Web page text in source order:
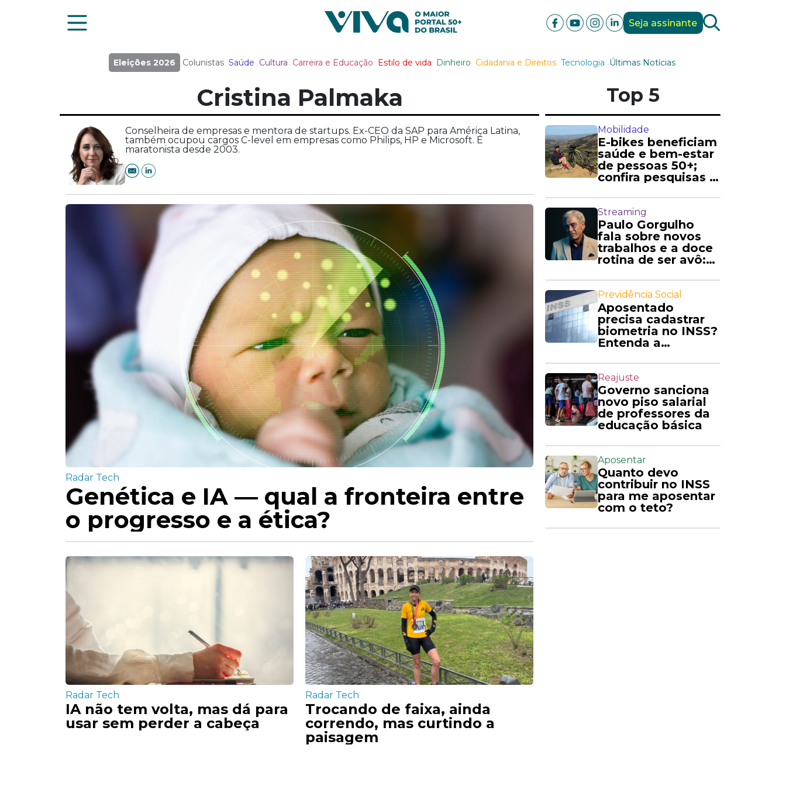
Seja assinante
Eleições 2026 Colunistas Saúde Cultura Carreira e Educação Estilo de vida Dinheiro Cidadania e Direitos Tecnologia Últimas Notícias
Cristina Palmaka
Conselheira de empresas e mentora de startups. Ex-CEO da SAP para América Latina,
também ocupou cargos C-level em empresas como Philips, HP e Microsoft. É
maratonista desde 2003.
Radar Tech
Genética e IA — qual a fronteira entre
o progresso e a ética?
Radar Tech
IA não tem volta, mas dá para
usar sem perder a cabeça
Radar Tech
Trocando de faixa, ainda
correndo, mas curtindo a
paisagem
Top 5
Mobilidade
E-bikes beneficiam
saúde e bem-estar
de pessoas 50+;
confira pesquisas e
Streaming
Paulo Gorgulho
fala sobre novos
trabalhos e a doce
rotina de ser avô:
Previdência Social
Aposentado
precisa cadastrar
biometria no INSS?
Entenda a
Reajuste
Governo sanciona
novo piso salarial
de professores da
educação básica
Aposentar
Quanto devo
contribuir no INSS
para me aposentar
com o teto?